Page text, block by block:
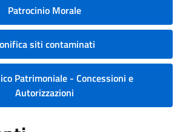
Patrocinio Morale
siti contaminati
Patrimoniale - Concessioni e
Autorizzazioni